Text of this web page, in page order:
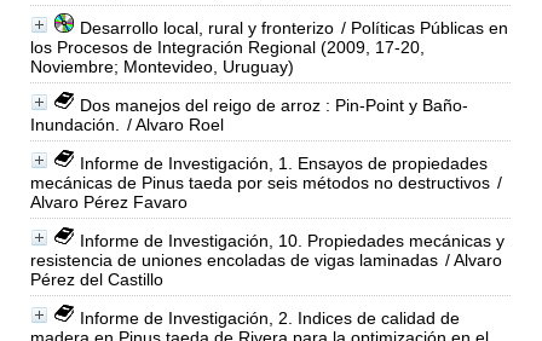
Desarrollo local, rural y fronterizo / Políticas Públicas en
los Procesos de Integración Regional (2009, 17-20,
Noviembre; Montevideo, Uruguay)
Dos manejos del reigo de arroz : Pin-Point y Baño-
Inundación.
/ Alvaro Roel
Informe de Investigación, 1. Ensayos de propiedades
mecánicas de Pinus taeda por seis métodos no destructivos /
Alvaro Pérez Favaro
Informe de Investigación, 10. Propiedades mecánicas y
resistencia de uniones encoladas de vigas laminadas / Alvaro
Pérez del Castillo
Informe de Investigación, 2. Indices de calidad de
madera en Pinus taeda de Rivera para la optimización en el